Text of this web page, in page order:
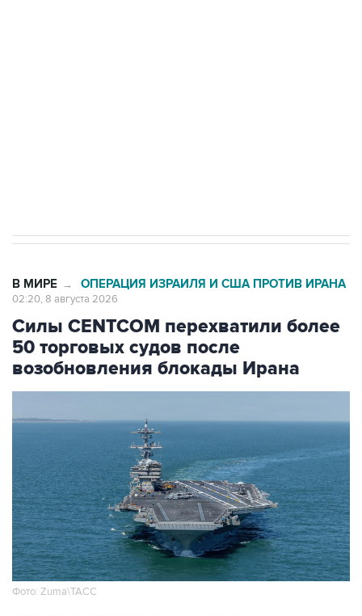
Силы CENTCOM перехватили более
50 торговых судов после
возобновления блокады Ирана
Фото: Zuma\ТАСС
Москва. 8 августа. INTERFAX.RU -